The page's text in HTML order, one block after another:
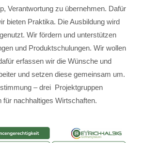
Verantwortung zu übernehmen. Dafür
bieten Praktika. Die Ausbildung wird
Wir fördern und unterstützen
und Produktschulungen. Wir wollen
erfassen wir die Wünsche und
und setzen diese gemeinsam um.
– drei Projektgruppen
für nachhaltiges Wirtschaften.